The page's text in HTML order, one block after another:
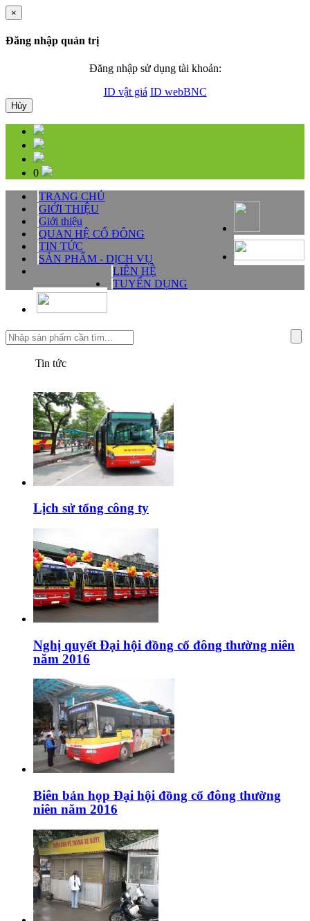
×
Đăng nhập quản trị
Đăng nhập sử dụng tài khoản:
ID vật giá ID webBNC
Hủy
0
TRANG CHỦ
GIỚI THIỆU
Giới thiệu
QUAN HỆ CỔ ĐÔNG
TIN TỨC
SẢN PHẨM - DỊCH VỤ
LIÊN HỆ
TUYỂN DỤNG
Tin tức
Lịch sử tổng công ty
Nghị quyết Đại hội đồng cổ đông thường niên
năm 2016
Biên bản họp Đại hội đồng cổ đông thường
niên năm 2016